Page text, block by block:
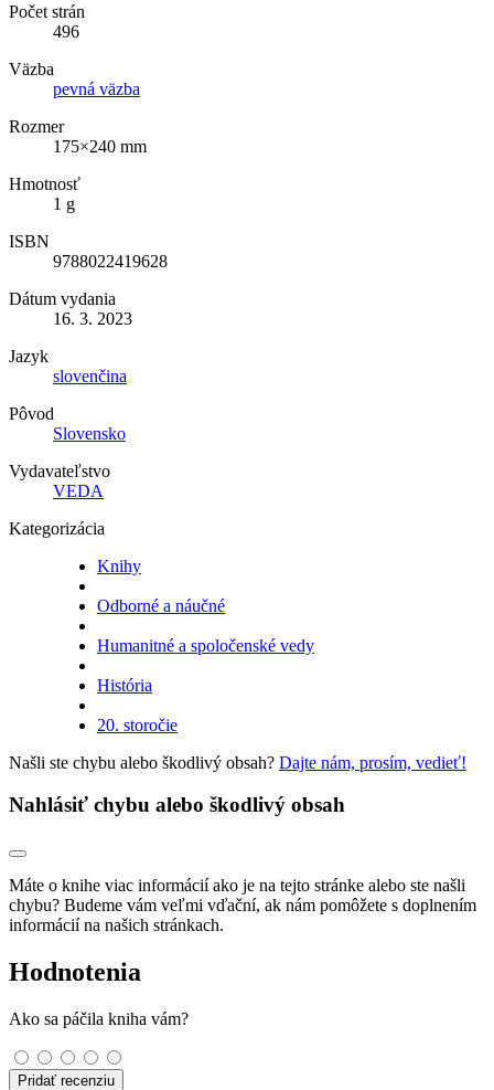
Počet strán
496
Väzba
pevná väzba
Rozmer
175×240 mm
Hmotnosť
1 g
ISBN
9788022419628
Dátum vydania
16. 3. 2023
Jazyk
slovenčina
Pôvod
Slovensko
Vydavateľstvo
VEDA
Kategorizácia
Knihy
Odborné a náučné
Humanitné a spoločenské vedy
História
20. storočie
Našli ste chybu alebo škodlivý obsah? Dajte nám, prosím, vedieť!
Nahlásiť chybu alebo škodlivý obsah
Máte o knihe viac informácií ako je na tejto stránke alebo ste našli
chybu? Budeme vám veľmi vďační, ak nám pomôžete s doplnením
informácií na našich stránkach.
Hodnotenia
Ako sa páčila kniha vám?
Pridať recenziu